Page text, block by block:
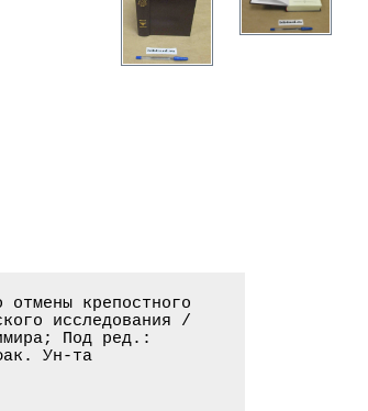
крепостного
исследования /
Под ред.:
Ун-та